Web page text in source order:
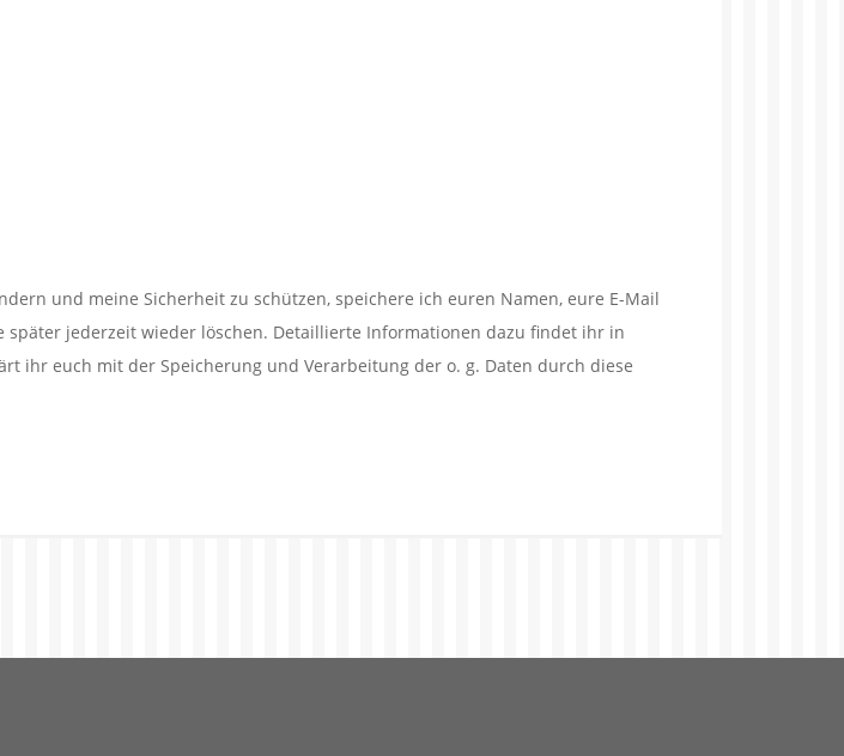
und meine Sicherheit zu schützen, speichere ich euren Namen, eure E-Mail
jederzeit wieder löschen. Detaillierte Informationen dazu findet ihr in
ihr euch mit der Speicherung und Verarbeitung der o. g. Daten durch diese